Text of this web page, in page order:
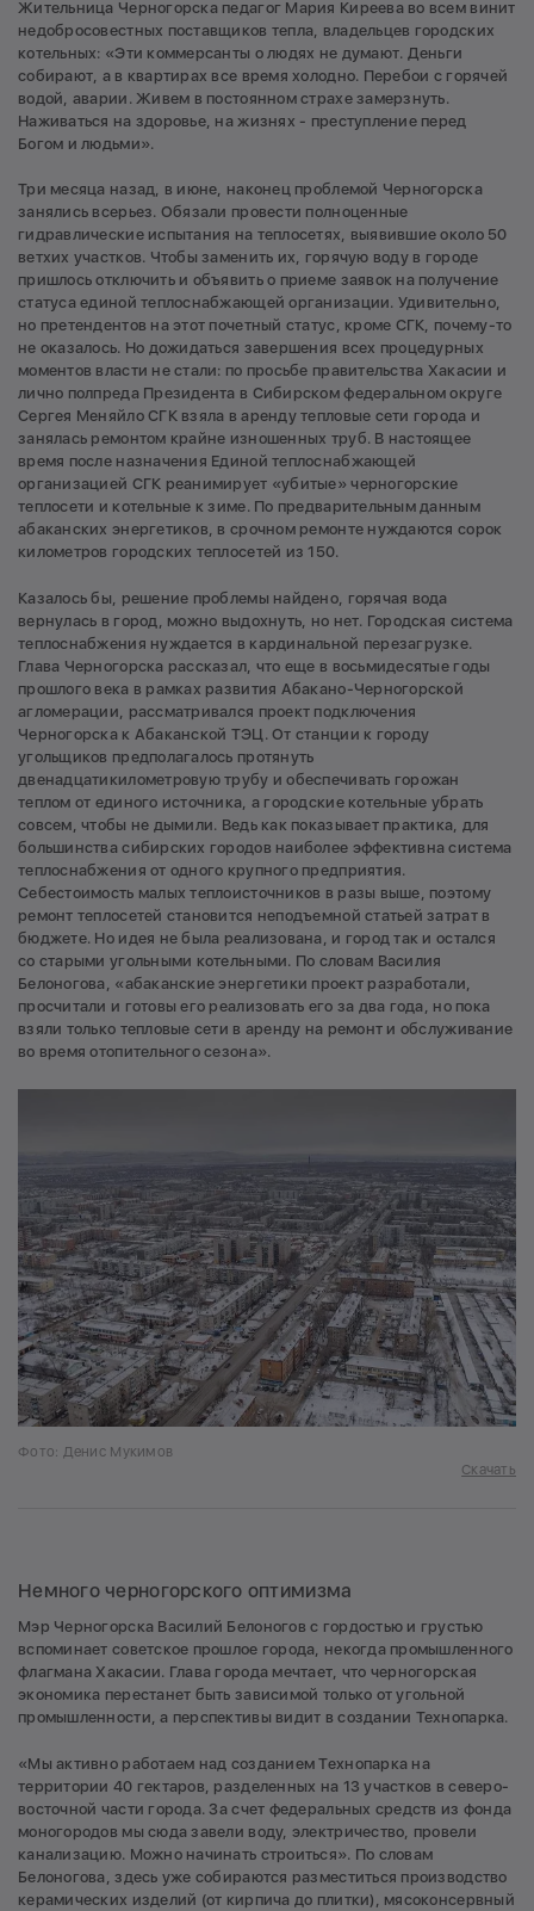
Жительница Черногорска педагог Мария Киреева во всем винит
недобросовестных поставщиков тепла, владельцев городских
котельных: «Эти коммерсанты о людях не думают. Деньги
собирают, а в квартирах все время холодно. Перебои с горячей
водой, аварии. Живем в постоянном страхе замерзнуть.
Наживаться на здоровье, на жизнях - преступление перед
Богом и людьми».
Три месяца назад, в июне, наконец проблемой Черногорска
занялись всерьез. Обязали провести полноценные
гидравлические испытания на теплосетях, выявившие около 50
ветхих участков. Чтобы заменить их, горячую воду в городе
пришлось отключить и объявить о приеме заявок на получение
статуса единой теплоснабжающей организации. Удивительно,
но претендентов на этот почетный статус, кроме СГК, почему-то
не оказалось. Но дожидаться завершения всех процедурных
моментов власти не стали: по просьбе правительства Хакасии и
лично полпреда Президента в Сибирском федеральном округе
Сергея Меняйло СГК взяла в apенду тепловые cети города и
занялась ремонтом крайне изношенных труб. В настоящее
время после назначения Единой теплоснабжающей
организацией СГК реанимирует «убитые» черногорские
теплосети и котельные к зиме. По предварительным данным
абаканских энергетиков, в срочном ремонте нуждаются сорок
километров городских теплосетей из 150.
Казалось бы, решение проблемы найдено, горячая вода
вернулась в город, можно выдохнуть, но нет. Городская система
теплоснабжения нуждается в кардинальной перезагрузке.
Глава Черногорска рассказал, что еще в восьмидесятые годы
прошлого века в рамках развития Абакано-Черногорской
агломерации, рассматривался проект подключения
Черногорска к Абаканской ТЭЦ. От станции к городу
угольщиков предполагалось протянуть
двенадцатикилометровую трубу и обеспечивать горожан
теплом от единого источника, а городские котельные убрать
совсем, чтобы не дымили. Ведь как показывает практика, для
большинства сибирских городов наиболее эффективна система
теплоснабжения от одного крупного предприятия.
Себестоимость малых теплоисточников в разы выше, поэтому
ремонт теплосетей становится неподъемной статьей затрат в
бюджете. Но идея не была реализована, и город так и остался
со старыми угольными котельными. По словам Василия
Белоногова, «абаканские энергетики проект разработали,
просчитали и готовы его реализовать его за два года, но пока
взяли только тепловые сети в аренду на ремонт и обслуживание
во время отопительного сезона».
Фото: Денис Мукимов
Скачать
Немного черногорского оптимизма
Мэр Черногорска Василий Белоногов с гордостью и грустью
вспоминает советское прошлое города, некогда промышленного
флагмана Хакасии. Глава города мечтает, что черногорская
экономика перестанет быть зависимой только от угольной
промышленности, а перспективы видит в создании Технопарка.
«Мы активно работаем над созданием Технопарка на
территории 40 гектаров, разделенных на 13 участков в северо-
восточной части города. За счет федеральных средств из фонда
моногородов мы сюда завели воду, электричество, провели
канализацию. Можно начинать строиться». По словам
Белоногова, здесь уже собираются разместиться производство
керамических изделий (от кирпича до плитки), мясоконсервный